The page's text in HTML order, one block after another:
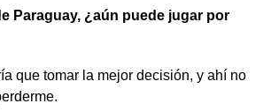
Paraguay, ¿aún puede jugar por
que tomar la mejor decisión, y ahí no